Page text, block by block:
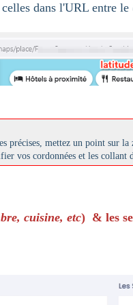
dans l'URL entre
précises, mettez un point sur la
vos cordonnées et les collant
cuisine, etc) & les